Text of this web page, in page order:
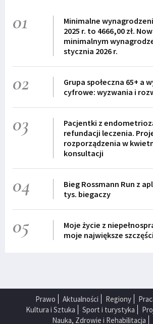
01
Minimalne
2025 r. to 4666,00 zł.
minimalnym
stycznia 2026 r.
02
Grupa społeczna 65+ a
cyfrowe: wyzwania i
03
Pacjentki z
refundacji leczenia.
rozporządzenia w
konsultacji
04
Bieg Rossmann Run z
tys. biegaczy
05
Moje życie z
moje największe
Prawo Aktualności Regiony
Kultura i Sztuka
Sport i turystyka
Nauka, Zdrowie i Rehabilitacja